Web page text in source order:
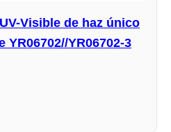
Visible de haz único
YR06702//YR06702-3